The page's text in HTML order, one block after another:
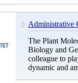
Administrative
The Plant
Biology and
colleague to
dynamic and